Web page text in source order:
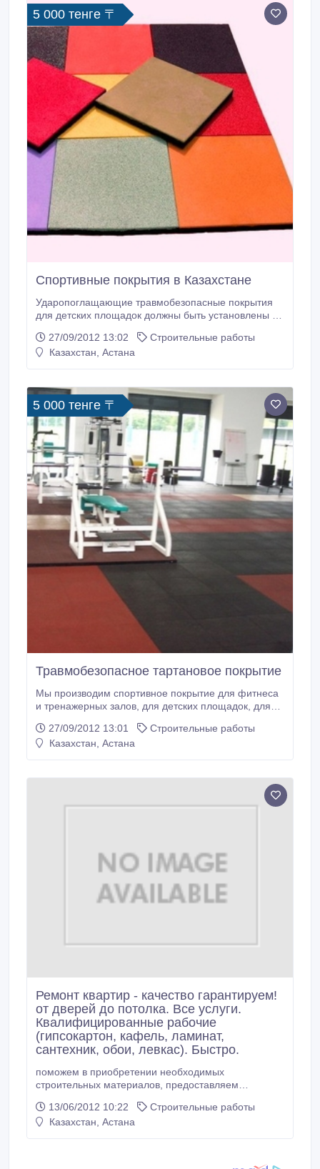
5 000 тенге 〒
Спортивные покрытия в Казахстане
Ударопоглащающие травмобезопасные покрытия
для детских площадок должны быть установлены с
производим спортивное покрытие для фитнеса и
тренажерных залов, для детских площадок, для
наливное резинокаучуковое покрытие холодного
формования и резинополиуретановое покрытие из
матов горячего формования размером 500*500мм.
27/09/2012 13:02
Строительные работы
Казахстан, Астана
5 000 тенге 〒
Травмобезопасное тартановое покрытие
Мы производим спортивное покрытие для фитнеса
и тренажерных залов, для детских площадок, для
различающихся по технологии нанесения: это
наливное резинокаучуковое покрытие холодного
27/09/2012 13:01
Строительные работы
Казахстан, Астана
Ремонт квартир - качество гарантируем!
от дверей до потолка. Все услуги.
Квалифицированные рабочие
(гипсокартон, кафель, ламинат,
сантехник, обои, левкас). Быстро.
поможем в приобретении необходимых
строительных материалов, предоставляем
13/06/2012 10:22
Строительные работы
Казахстан, Астана